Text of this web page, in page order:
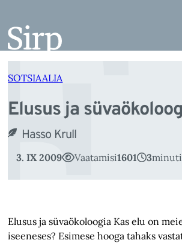
juurde
SOTSIAALIA
Elusus ja
Hasso Krull
3. IX 2009 Vaatamisi1601 3
Elusus ja süvaökoloogia Kas elu on
iseeneses? Esimese hooga tahaks